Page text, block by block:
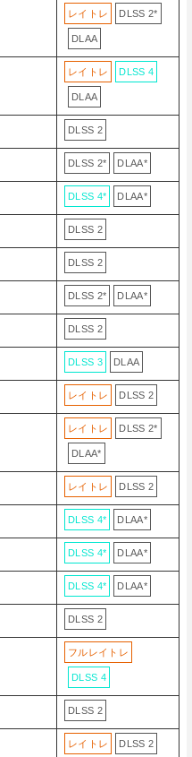
レイトレ DLSS 2*
DLAA
レイトレ DLSS 4
DLAA
DLSS 2
DLSS 2* DLAA*
DLSS 4* DLAA*
DLSS 2
DLSS 2
DLSS 2* DLAA*
DLSS 2
DLSS 3 DLAA
レイトレ DLSS 2
レイトレ DLSS 2*
DLAA*
レイトレ DLSS 2
DLSS 4* DLAA*
DLSS 4* DLAA*
DLSS 4* DLAA*
DLSS 2
フルレイトレ
DLSS 4
DLSS 2
レイトレ DLSS 2